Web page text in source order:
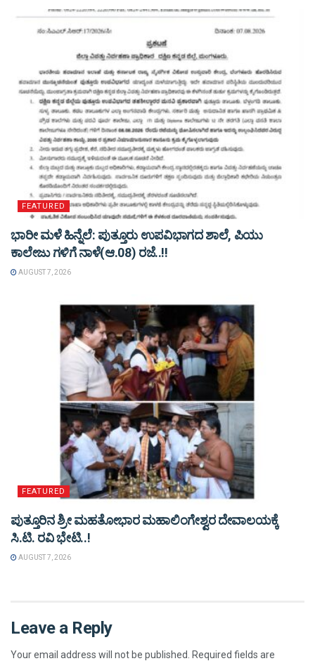
FEATURED
ಭಾರೀ ಮಳೆ ಹಿನ್ನೆಲೆ: ಪುತ್ತೂರು ಉಪವಿಭಾಗದ ಶಾಲೆ, ಪಿಯು
ಕಾಲೇಜು ಗಳಿಗೆ ನಾಳೆ(ಆ.08) ರಜೆ..!!
AUGUST 7, 2026
FEATURED
ಪುತ್ತೂರಿನ ಶ್ರೀ ಮಹತೋಭಾರ ಮಹಾಲಿಂಗೇಶ್ವರ ದೇವಾಲಯಕ್ಕೆ
ಸಿ.ಟಿ. ರವಿ ಭೇಟಿ..!
AUGUST 7, 2026
Leave a Reply
Your email address will not be published.
Required fields are